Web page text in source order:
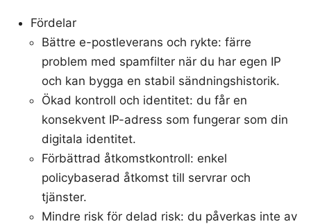
Fördelar
Bättre e-postleverans och rykte: färre
problem med spamfilter när du har egen IP
och kan bygga en stabil sändningshistorik.
Ökad kontroll och identitet: du får en
konsekvent IP-adress som fungerar som din
digitala identitet.
Förbättrad åtkomstkontroll: enkel
policybaserad åtkomst till servrar och
tjänster.
Mindre risk för delad risk: du påverkas inte av